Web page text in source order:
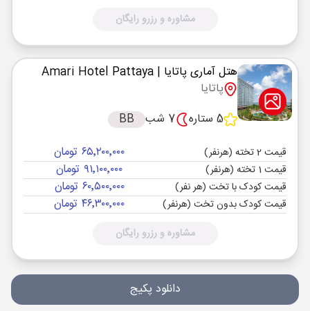
مشاوره و رزرو رایگان
هتل آماری پاتایا | Amari Hotel Pattaya
پاتایا
5 ستاره
7 شب BB
قیمت 2 تخته (هرنفر) ۶۵٬۲۰۰٬۰۰۰ تومان
قیمت 1 تخته (هرنفر) ۹۱٬۱۰۰٬۰۰۰ تومان
قیمت کودک با تخت (هر نفر) ۶۰٬۵۰۰٬۰۰۰ تومان
قیمت کودک بدون تخت (هرنفر) ۴۶٬۳۰۰٬۰۰۰ تومان
مشاوره و رزرو رایگان
دانلود پکیج